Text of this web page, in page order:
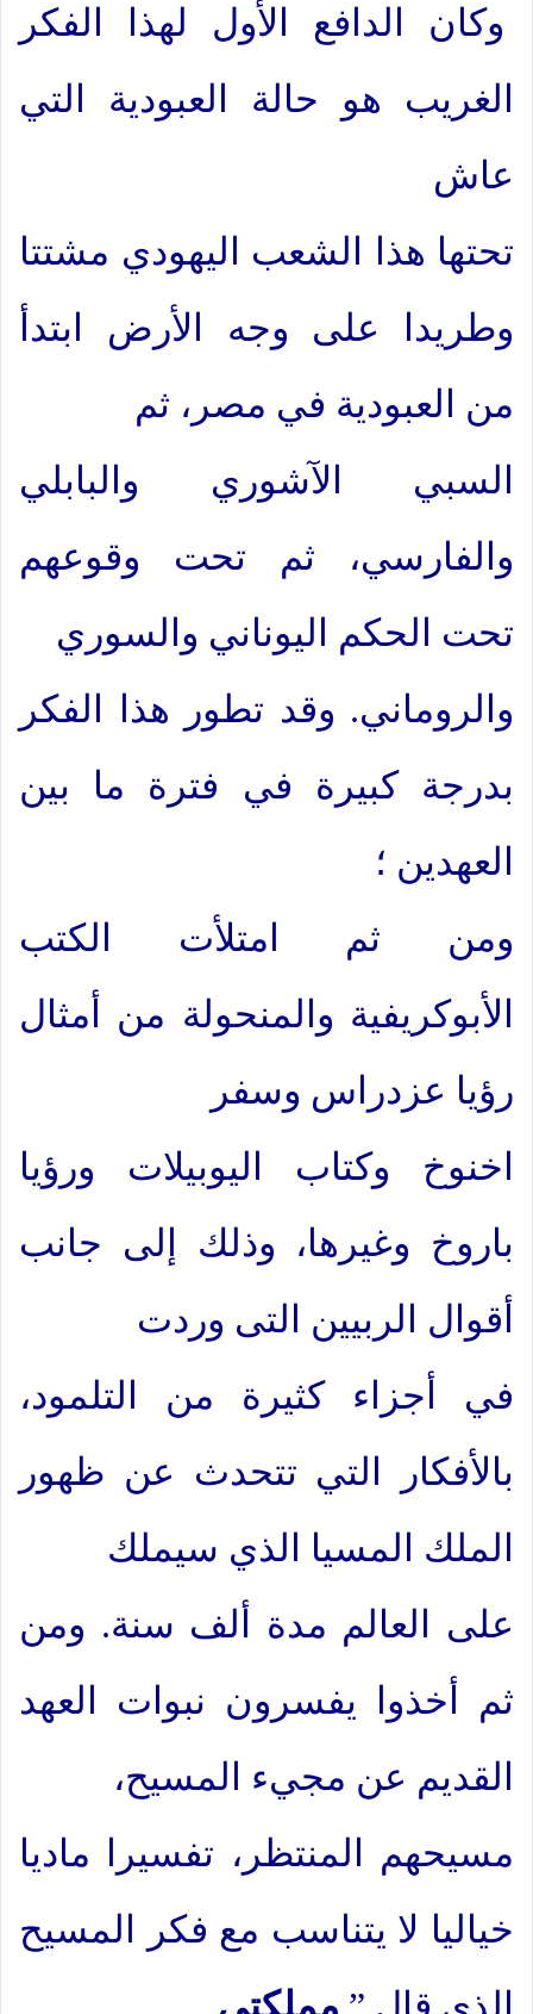
وكان الدافع الأول لهذا الفكر
الغريب هو حالة العبودية التي
عاش
تحتها هذا الشعب اليهودي مشتتا
وطريدا على وجه الأرض ابتدأ
من العبودية في مصر، ثم
السبي الآشوري والبابلي
والفارسي، ثم تحت وقوعهم
تحت الحكم اليوناني والسوري
والروماني. وقد تطور هذا الفكر
بدرجة كبيرة في فترة ما بين
العهدين ؛
ومن ثم امتلأت الكتب
الأبوكريفية والمنحولة من أمثال
رؤيا عزدراس وسفر
اخنوخ وكتاب اليوبيلات ورؤيا
باروخ وغيرها، وذلك إلى جانب
أقوال الربيين التى وردت
في أجزاء كثيرة من التلمود،
بالأفكار التي تتحدث عن ظهور
الملك المسيا الذي سيملك
على العالم مدة ألف سنة. ومن
ثم أخذوا يفسرون نبوات العهد
القديم عن مجيء المسيح،
مسيحهم المنتظر، تفسيرا ماديا
خياليا لا يتناسب مع فكر المسيح